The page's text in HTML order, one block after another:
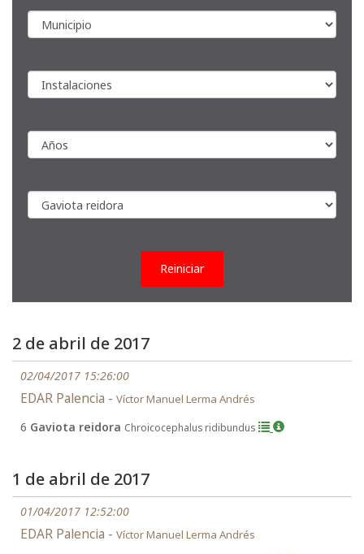
Reiniciar
2 de abril de 2017
02/04/2017 15:26:00
EDAR Palencia - Víctor Manuel Lerma Andrés
6 Gaviota reidora Chroicocephalus ridibundus
1 de abril de 2017
01/04/2017 12:52:00
EDAR Palencia - Víctor Manuel Lerma Andrés